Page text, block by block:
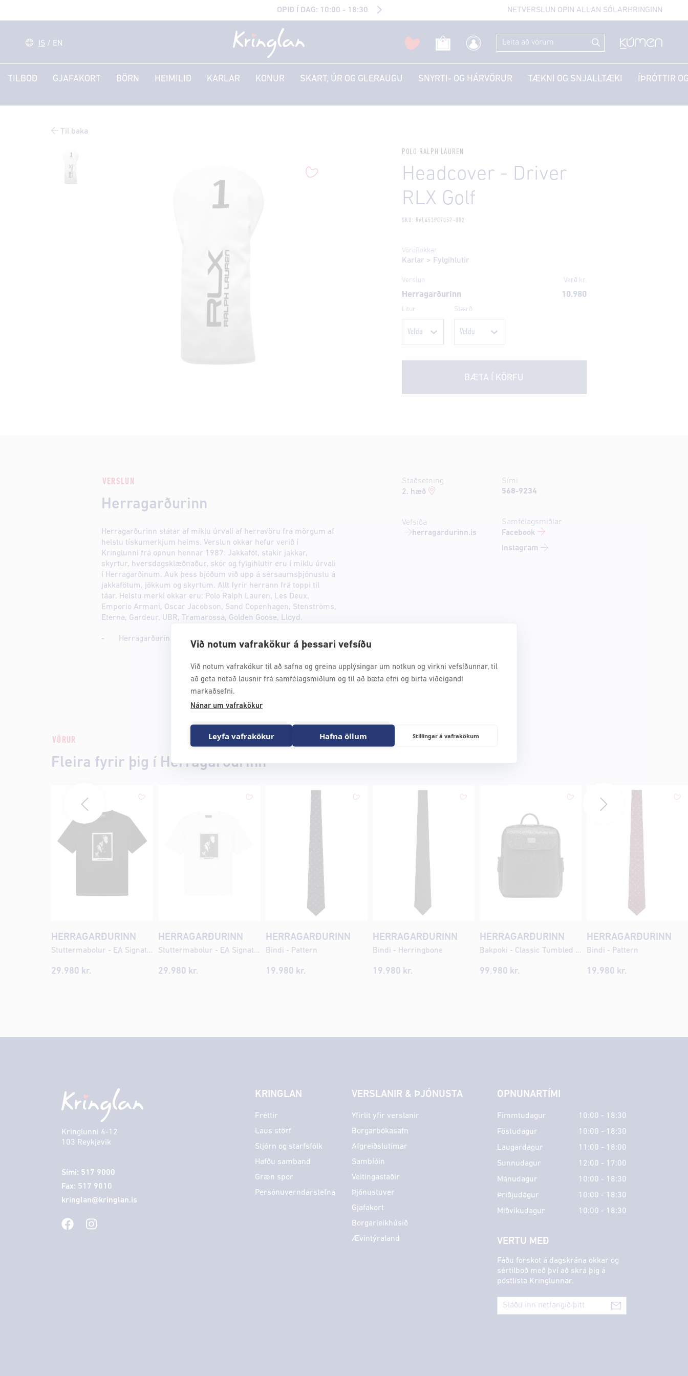
Við notum vafrakökur á þessari vefsíðu
Við notum vafrakökur til að safna og greina upplýsingar um notkun og virkni vefsíðunnar, til
að geta notað lausnir frá samfélagsmiðlum og til að bæta efni og birta viðeigandi
markaðsefni.
Nánar um vafrakökur
Leyfa vafrakökur Hafna öllum Stillingar á vafrakökum
OPIÐ Í DAG: 10:00 - 18:30 NETVERSLUN OPIN ALLAN SÓLARHRINGINN
IS / EN
TILBOÐ GJAFAKORT BÖRN HEIMILIÐ KARLAR KONUR SKART, ÚR OG GLERAUGU SNYRTI- OG HÁRVÖRUR TÆKNI OG SNJALLTÆKI ÍÞRÓTTIR
Til baka
POLO RALPH LAUREN
Headcover - Driver
RLX Golf
SKU: RAL453P07057-002
Vöruflokkar
Karlar > Fylgihlutir
Verslun Verð kr.
Herragarðurinn 10.980
Litur Stærð
BÆTA Í KÖRFU
VERSLUN
Herragarðurinn
Herragarðurinn státar af miklu úrvali af herravöru frá mörgum af
helstu tískumerkjum heims. Verslun okkar hefur verið í
Kringlunni frá opnun hennar 1987. Jakkaföt, stakir jakkar,
skyrtur, hversdagsklæðnaður, skór og fylgihlutir eru í miklu úrvali
í Herragarðinum. Auk þess bjóðum við upp á sérsaumsþjónustu á
jakkafötum, jökkum og skyrtum. Allt fyrir herrann frá toppi til
táar. Helstu merki okkar eru: Polo Ralph Lauren, Les Deux,
Emporio Armani, Oscar Jacobson, Sand Copenhagen, Stenströms,
Eterna, Gardeur, UBR, Tramarossa, Golden Goose, Lloyd.
- Herragarðurinn klæðir þig vel !
Staðsetning
2. hæð
Vefsíða
herragardurinn.is
Sími
568-9234
Samfélagsmiðlar
Facebook
Instagram
VÖRUR
Fleira fyrir þig í Herragarðurinn
HERRAGARÐURINN
Stuttermabolur - EA Signature Photo
29.980 kr.
HERRAGARÐURINN
Stuttermabolur - EA Signature Photo
29.980 kr.
HERRAGARÐURINN
Bindi - Pattern
19.980 kr.
HERRAGARÐURINN
Bindi - Herringbone
19.980 kr.
HERRAGARÐURINN
Bakpoki - Classic Tumbled Leather
99.980 kr.
HERRAGARÐURINN
Bindi - Pattern
19.980 kr.
Kringlunni 4-12
103 Reykjavik
Sími: 517 9000
Fax: 517 9010
kringlan@kringlan.is
KRINGLAN
Fréttir
Laus störf
Stjórn og starfsfólk
Hafðu samband
Græn spor
Persónuverndarstefna
VERSLANIR & ÞJÓNUSTA
Yfirlit yfir verslanir
Borgarbókasafn
Afgreiðslutímar
Sambíóin
Veitingastaðir
Þjónustuver
Gjafakort
Borgarleikhúsið
Ævintýraland
OPNUNARTÍMI
Fimmtudagur
10:00 - 18:30
Föstudagur
10:00 - 18:30
Laugardagur
11:00 - 18:00
Sunnudagur
12:00 - 17:00
Mánudagur
10:00 - 18:30
Þriðjudagur
10:00 - 18:30
Miðvikudagur
10:00 - 18:30
VERTU MEÐ
Fáðu forskot á dagskrána okkar og
sértilboð með því að skrá þig á
póstlista Kringlunnar.